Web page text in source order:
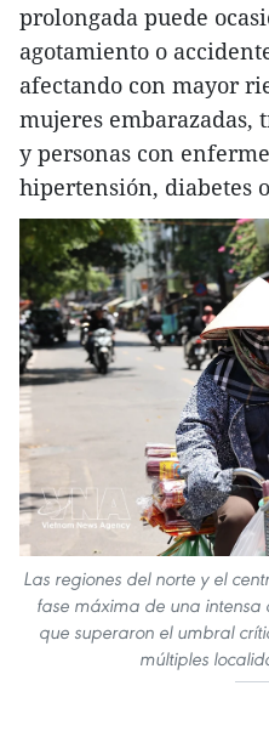
prolongada puede
agotamiento o
afectando con mayor
mujeres embarazadas,
y personas con
hipertensión, diabetes
Las regiones del norte y el
fase máxima de una
que superaron el umbral
múltiples